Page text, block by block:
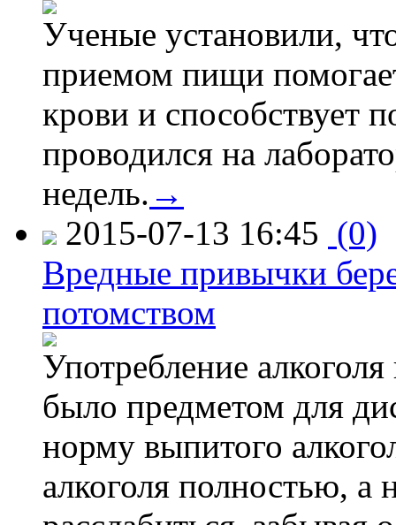
Ученые установили,
приемом пищи
крови и способствует
проводился на
недель. →
2015-07-13 16:45 (0)
Вредные привычки
потомством
Употребление
было предметом для
норму выпитого
алкоголя полностью, а